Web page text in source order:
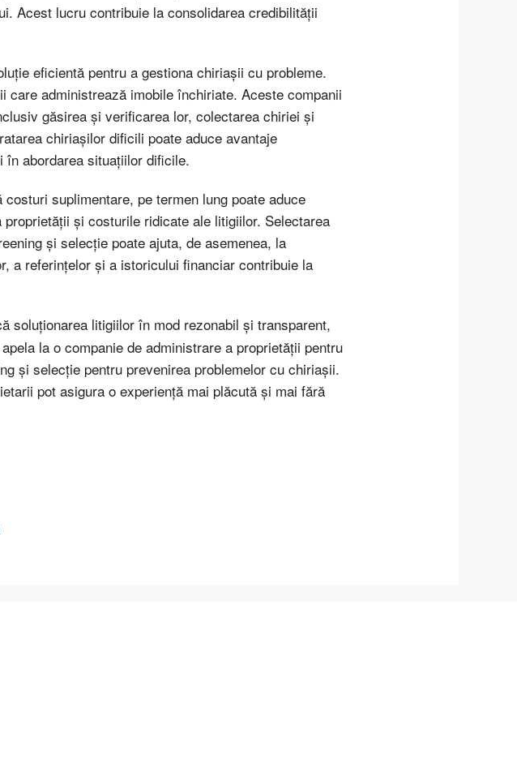
Acest lucru contribuie la consolidarea credibilității
eficientă pentru a gestiona chiriașii cu probleme.
administrează imobile închiriate. Aceste companii
găsirea și verificarea lor, colectarea chiriei și
chiriașilor dificili poate aduce avantaje
abordarea situațiilor dificile.
suplimentare, pe termen lung poate aduce
și costurile ridicate ale litigiilor. Selectarea
și selecție poate ajuta, de asemenea, la
a referințelor și a istoricului financiar contribuie la
soluționarea litigiilor în mod rezonabil și transparent,
la o companie de administrare a proprietății pentru
și selecție pentru prevenirea problemelor cu chiriașii.
pot asigura o experiență mai plăcută și mai fără